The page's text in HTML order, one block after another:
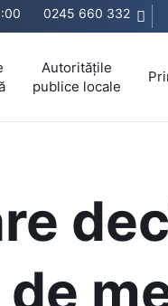
0245 660 332
Autoritățile
publice locale